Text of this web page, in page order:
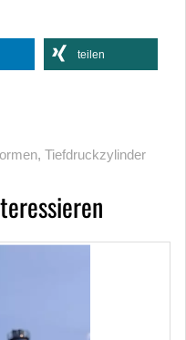
teilen
, Tiefdruckzylinder